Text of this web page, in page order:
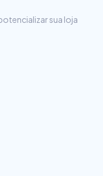
sua loja